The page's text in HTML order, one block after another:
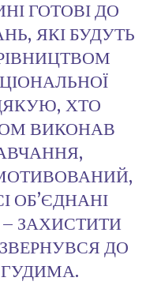
ГОТОВІ ДО
ЯКІ БУДУТЬ
ХТО
ВИКОНАВ
ОБ’ЄДНАНІ
ЗАХИСТИТИ
ДО
ГУДИМА.